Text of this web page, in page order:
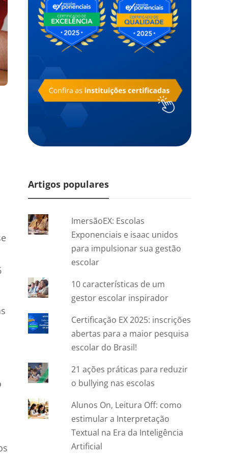
Artigos populares
ImersãoEX: Escolas
Exponenciais e isaac unidos
para impulsionar sua gestão
escolar
10 características de um
gestor escolar inspirador
Certificação EX 2025: inscrições
abertas para a maior pesquisa
escolar do Brasil!
21 ações práticas para reduzir
o bullying nas escolas
Alunos On, Leitura Off: como
estimular a Interpretação
Textual na Era da Inteligência
Artificial